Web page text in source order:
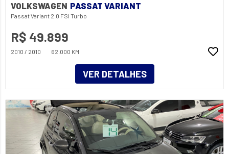
VOLKSWAGEN PASSAT VARIANT
Passat Variant 2.0 FSI Turbo
R$ 49.899
2010 / 2010 62.000 KM
VER DETALHES